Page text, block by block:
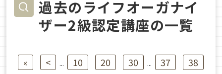
過去のライフオーガナイ
ザー2級認定講座の一覧
« < ... 10 20 30 ... 37
38